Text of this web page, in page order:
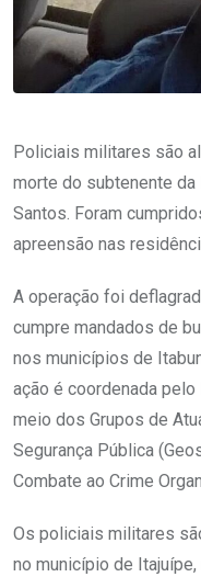
Policiais militares são
morte do subtenente
Santos. Foram
apreensão nas
A operação foi
cumpre mandados de
nos municípios de
ação é coordenada
meio dos Grupos de
Segurança Pública
Combate ao Crime
Os policiais militares
no município de